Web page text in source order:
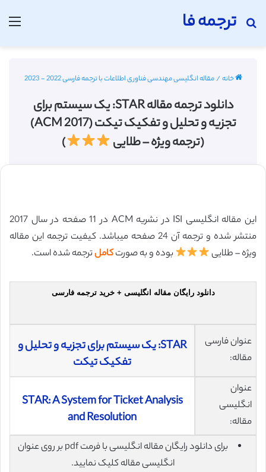
ترجمه فا
جستجو برای
خانه/مقاله انگلیسی مهندسی فناوری اطلاعات با ترجمه فارسی 2022 - 2023
دانلود ترجمه مقاله STAR: یک سیستم برای
تجزیه و تحلیل و تفکیک تیکت (ACM 2017)
(ترجمه ویژه – طلایی
)
این مقاله انگلیسی ISI در نشریه ACM در 11 صفحه در سال 2017
منتشر شده و ترجمه آن 24 صفحه میباشد. کیفیت ترجمه این مقاله
ویژه – طلایی
بوده و به صورتکاملترجمه شده است.
دانلود رایگان مقاله انگلیسی + خرید ترجمه فارسی
عنوان فارسی
مقاله:
STAR: یک سیستم برای تجزیه و تحلیل و
تفکیک تیکت
عنوان
انگلیسی
مقاله:
STAR: A System for Ticket Analysis
and Resolution
برای دانلود رایگان مقاله انگلیسی با فرمت pdf بر روی عنوان
انگلیسی مقاله کلیک نمایید.